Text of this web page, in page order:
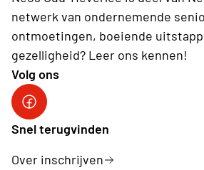
netwerk van ondernemende
ontmoetingen, boeiende
gezelligheid? Leer ons kennen!
Volg ons
Facebook
Snel terugvinden
Over inschrijven